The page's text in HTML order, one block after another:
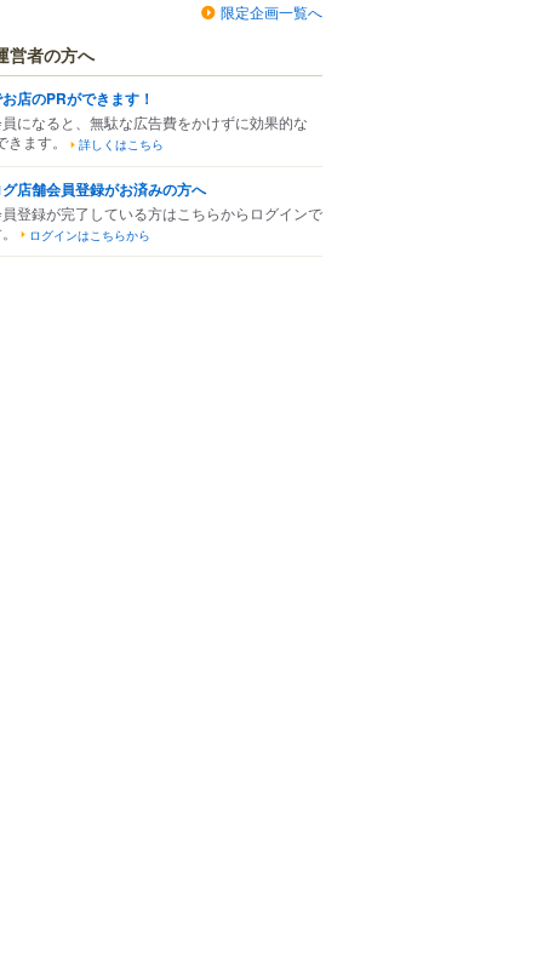
限定企画一覧へ
営者の方へ
店のPRができます！
員になると、無駄な広告費をかけずに効果的な
きます。
詳しくはこちら
店舗会員登録がお済みの方へ
登録が完了している方はこちらからログインで
ログインはこちらから